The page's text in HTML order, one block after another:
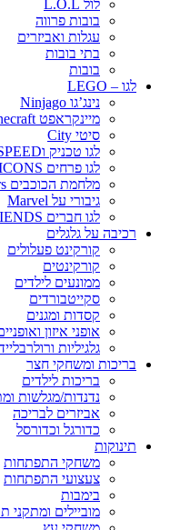
לול L.O.L
בובות פרווה
עגלות ואביזרים
בתי בובות
בובות
לגו – LEGO
נינג’גו Ninjago
מיינקראפט Minecraft
סיטי City
לגו טכניק וSPEED
לגו פרחים ICONS
מלחמת הכוכבים Starwars
גיבורי על Marvel
לגו חברים FRIENDS
רכיבה על גלגלים
קורקינט פעלולים
קורקינטים
ממונעים לילדים
סקייטבורדים
קסדות ומגנים
אופני איזון
גלגיליות
בריכות ומשחקי חצר
בריכות לילדים
נדנדות/מגלשות
אביזרים לבריכה
כדורגל וכדורסל
תינוקות
משחקי התפתחות
צעצועי התפתחות
בימבות
מוביילים ומתקני